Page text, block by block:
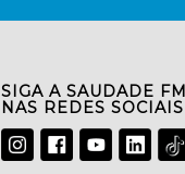
SIGA A SAUDADE FM
NAS REDES SOCIAIS